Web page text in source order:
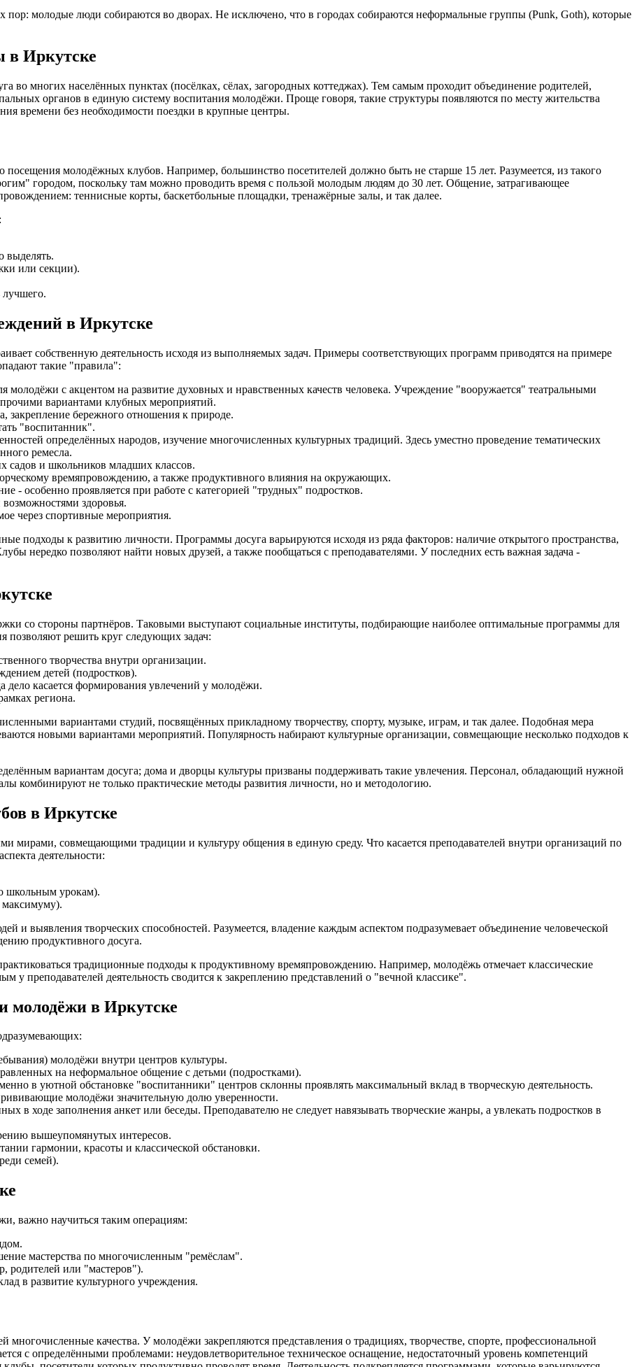
пор: молодые люди собираются во дворах. Не исключено, что в городах собираются неформальные группы (Punk, Goth), которые
в Иркутске
во многих населённых пунктах (посёлках, сёлах, загородных коттеджах). Тем самым проходит объединение родителей,
органов в единую систему воспитания молодёжи. Проще говоря, такие структуры появляются по месту жительства
времени без необходимости поездки в крупные центры.
молодёжных клубов. Например, большинство посетителей должно быть не старше 15 лет. Разумеется, из такого
городом, поскольку там можно проводить время с пользой молодым людям до 30 лет. Общение, затрагивающее
теннисные корты, баскетбольные площадки, тренажёрные залы, и так далее.
выделять.
или секции).
лучшего.
в Иркутске
собственную деятельность исходя из выполняемых задач. Примеры соответствующих программ приводятся на примере
такие "правила":
молодёжи с акцентом на развитие духовных и нравственных качеств человека. Учреждение "вооружается" театральными
вариантами клубных мероприятий.
закрепление бережного отношения к природе.
"воспитанник".
определённых народов, изучение многочисленных культурных традиций. Здесь уместно проведение тематических
ремесла.
садов и школьников младших классов.
времяпровождению, а также продуктивного влияния на окружающих.
- особенно проявляется при работе с категорией "трудных" подростков.
здоровья.
через спортивные мероприятия.
подходы к развитию личности. Программы досуга варьируются исходя из ряда факторов: наличие открытого пространства,
нередко позволяют найти новых друзей, а также пообщаться с преподавателями. У последних есть важная задача -
со стороны партнёров. Таковыми выступают социальные институты, подбирающие наиболее оптимальные программы для
позволяют решить круг следующих задач:
творчества внутри организации.
детей (подростков).
касается формирования увлечений у молодёжи.
региона.
вариантами студий, посвящённых прикладному творчеству, спорту, музыке, играм, и так далее. Подобная мера
новыми вариантами мероприятий. Популярность набирают культурные организации, совмещающие несколько подходов к
вариантам досуга; дома и дворцы культуры призваны поддерживать такие увлечения. Персонал, обладающий нужной
комбинируют не только практические методы развития личности, но и методологию.
в Иркутске
мирами, совмещающими традиции и культуру общения в единую среду. Что касается преподавателей внутри организаций по
деятельности:
школьным урокам).
максимуму).
и выявления творческих способностей. Разумеется, владение каждым аспектом подразумевает объединение человеческой
продуктивного досуга.
традиционные подходы к продуктивному времяпровождению. Например, молодёжь отмечает классические
у преподавателей деятельность сводится к закреплению представлений о "вечной классике".
молодёжи в Иркутске
молодёжи внутри центров культуры.
на неформальное общение с детьми (подростками).
в уютной обстановке "воспитанники" центров склонны проявлять максимальный вклад в творческую деятельность.
молодёжи значительную долю уверенности.
в ходе заполнения анкет или беседы. Преподавателю не следует навязывать творческие жанры, а увлекать подростков в
вышеупомянутых интересов.
гармонии, красоты и классической обстановки.
семей).
важно научиться таким операциям:
мастерства по многочисленным "ремёслам".
родителей или "мастеров").
в развитие культурного учреждения.
качества. У молодёжи закрепляются представления о традициях, творчестве, спорте, профессиональной
с определёнными проблемами: неудовлетворительное техническое оснащение, недостаточный уровень компетенций